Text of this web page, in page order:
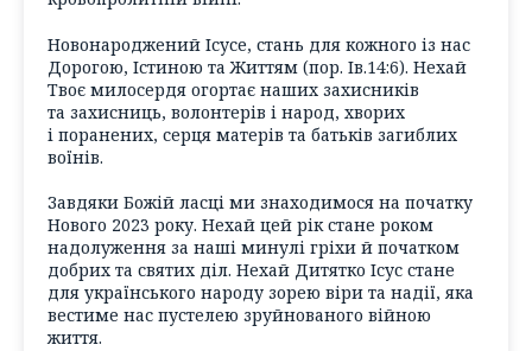
Новонароджений Ісусе, стань для кожного із нас
Дорогою, Істиною та Життям (пор. Ів.14:6). Нехай
Твоє милосердя огортає наших захисників
та захисниць, волонтерів і народ, хворих
і поранених, серця матерів та батьків загиблих
воїнів.
Завдяки Божій ласці ми знаходимося на початку
Нового 2023 року. Нехай цей рік стане роком
надолуження за наші минулі гріхи й початком
добрих та святих діл. Нехай Дитятко Ісус стане
для українського народу зорею віри та надії, яка
вестиме нас пустелею зруйнованого війною
життя.